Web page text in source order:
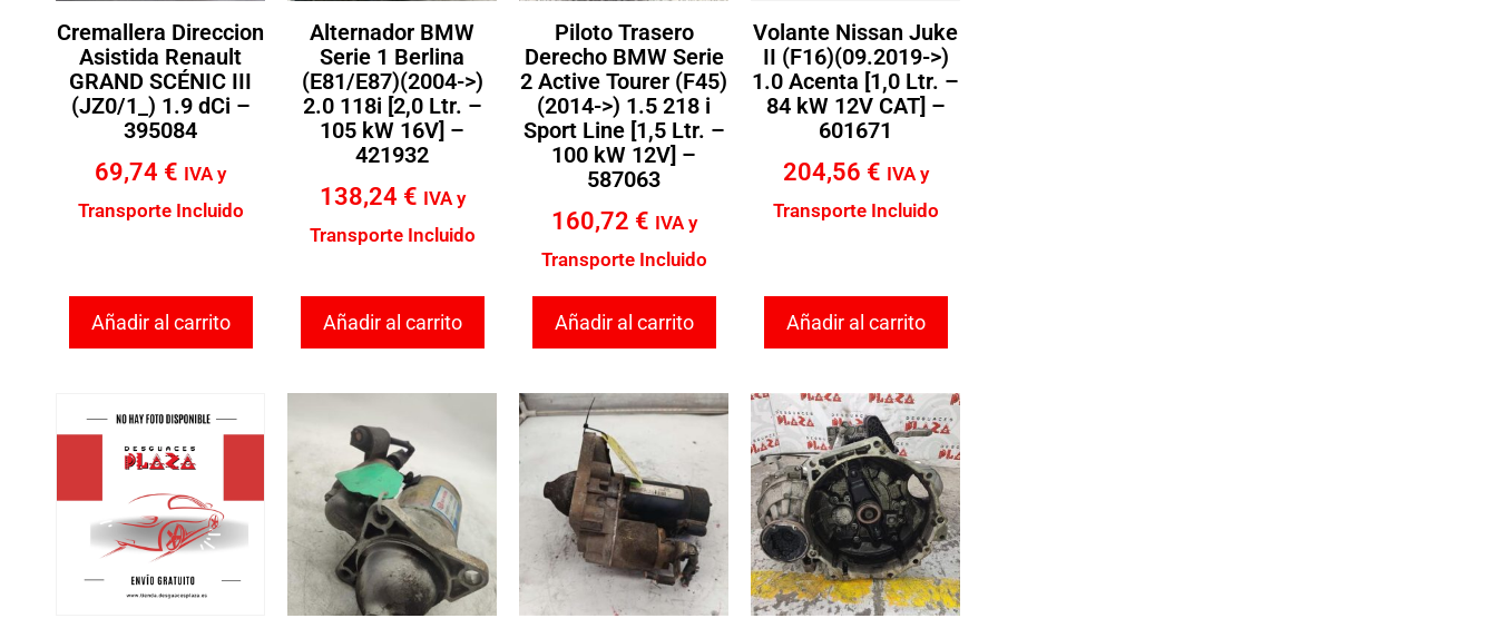
Cremallera Direccion
Asistida Renault
GRAND SCÉNIC III
(JZ0/1_) 1.9 dCi –
395084
69,74 € IVA y
Transporte Incluido
Añadir al carrito
Alternador BMW
Serie 1 Berlina
(E81/E87)(2004->)
2.0 118i [2,0 Ltr. –
105 kW 16V] –
421932
138,24 € IVA y
Transporte Incluido
Añadir al carrito
Piloto Trasero
Derecho BMW Serie
2 Active Tourer (F45)
(2014->) 1.5 218 i
Sport Line [1,5 Ltr. –
100 kW 12V] –
587063
160,72 € IVA y
Transporte Incluido
Añadir al carrito
Volante Nissan Juke
II (F16)(09.2019->)
1.0 Acenta [1,0 Ltr. –
84 kW 12V CAT] –
601671
204,56 € IVA y
Transporte Incluido
Añadir al carrito